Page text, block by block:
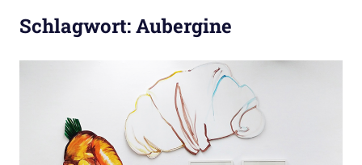
Schlagwort:Aubergine